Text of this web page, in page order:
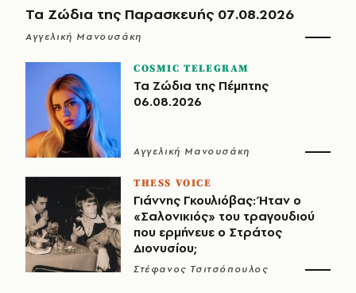
Τα Ζώδια της Παρασκευής 07.08.2026
Αγγελική Μανουσάκη
COSMIC TELEGRAM
Τα Ζώδια της Πέμπτης
06.08.2026
Αγγελική Μανουσάκη
THESS VOICE
Γιάννης Γκουλιόβας: Ήταν ο
«Σαλονικιός» του τραγουδιού
που ερμήνευε ο Στράτος
Διονυσίου;
Στέφανος Τσιτσόπουλος